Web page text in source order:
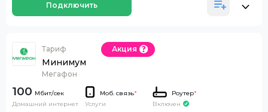
Подключить
Тариф
Минимум
Мегафон
Акция
100
Домашний интернет
Моб. связь*
Услуги
Роутер*
Включен